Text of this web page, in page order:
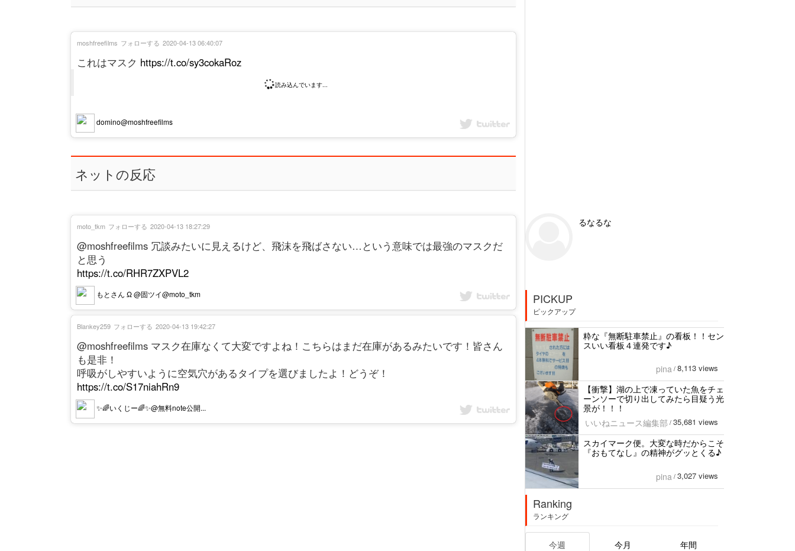
これはマスク https://t.co/sy3cokaRoz
読み込んでいます...
domino@moshfreefilms
moshfreefilms フォローする 2020-04-13 06:40:07
ネットの反応
@moshfreefilms 冗談みたいに見えるけど、飛沫を飛ばさない…という意味では最強のマスクだ
と思う
https://t.co/RHR7ZXPVL2
もとさん Ω @固ツイ@moto_tkm
moto_tkm フォローする 2020-04-13 18:27:29
@moshfreefilms マスク在庫なくて大変ですよね！こちらはまだ在庫があるみたいです！皆さん
も是非！
呼吸がしやすいように空気穴があるタイプを選びましたよ！どうぞ！
https://t.co/S17niahRn9
✨🌈いくじー🌈✨@無料note公開...
Blankey259 フォローする 2020-04-13 19:42:27
るなるな
PICKUP
ピックアップ
粋な『無断駐車禁止』の看板！！セン
スいい看板４連発です♪
pina / 8,113 views
【衝撃】湖の上で凍っていた魚をチェ
ーンソーで切り出してみたら目疑う光
景が！！！
いいねニュース編集部 / 35,681 views
スカイマーク便。大変な時だからこそ
『おもてなし』の精神がグッとくる♪
pina / 3,027 views
Ranking
ランキング
今週 今月 年間